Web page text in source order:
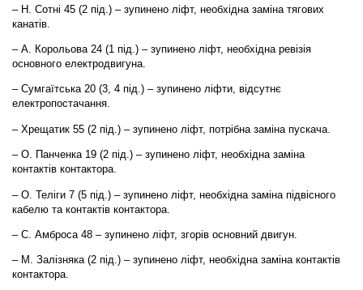
– Н. Сотні 45 (2 під.) – зупинено ліфт, необхідна заміна тягових
канатів.
– А. Корольова 24 (1 під.) – зупинено ліфт, необхідна ревізія
основного електродвигуна.
– Сумгаїтська 20 (3, 4 під.) – зупинено ліфти, відсутнє
електропостачання.
– Хрещатик 55 (2 під.) – зупинено ліфт, потрібна заміна пускача.
– О. Панченка 19 (2 під.) – зупинено ліфт, необхідна заміна
контактів контактора.
– О. Теліги 7 (5 під.) – зупинено ліфт, необхідна заміна підвісного
кабелю та контактів контактора.
– С. Амброса 48 – зупинено ліфт, згорів основний двигун.
– М. Залізняка (2 під.) – зупинено ліфт, необхідна заміна контактів
контактора.